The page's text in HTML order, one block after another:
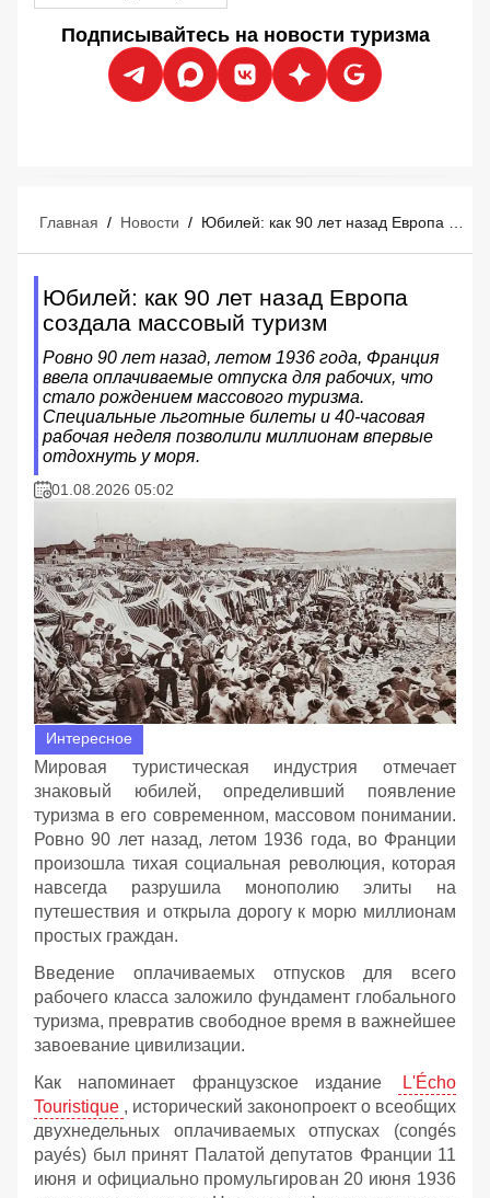
Подписывайтесь на новости туризма
Главная / Новости /
Юбилей: как 90 лет назад Европа
создала массовый туризм
Ровно 90 лет назад, летом 1936 года, Франция
ввела оплачиваемые отпуска для рабочих, что
стало рождением массового туризма.
Специальные льготные билеты и 40-часовая
рабочая неделя позволили миллионам впервые
отдохнуть у моря.
01.08.2026 05:02
Интересное
Мировая туристическая индустрия отмечает
знаковый юбилей, определивший появление
туризма в его современном, массовом понимании.
Ровно 90 лет назад, летом 1936 года, во Франции
произошла тихая социальная революция, которая
навсегда разрушила монополию элиты на
путешествия и открыла дорогу к морю миллионам
простых граждан.
Введение оплачиваемых отпусков для всего
рабочего класса заложило фундамент глобального
туризма, превратив свободное время в важнейшее
завоевание цивилизации.
Как напоминает французское издание
L'Écho
Touristique , исторический законопроект о всеобщих
двухнедельных оплачиваемых отпусках (congés
payés) был принят Палатой депутатов Франции 11
июня и официально промульгирован 20 июня 1936